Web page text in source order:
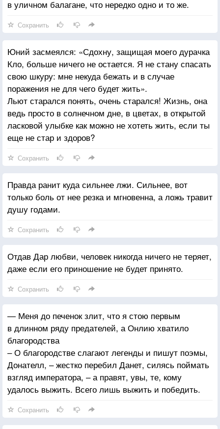
в уличном балагане, что нередко одно и то же.
Сохранить
Юний засмеялся: «Сдохну, защищая моего дурачка
Кло, больше ничего не остается. Я не стану спасать
свою шкуру: мне некуда бежать и в случае
поражения не для чего будет жить».
Льют старался понять, очень старался! Жизнь, она
ведь просто в солнечном дне, в цветах, в открытой
ласковой улыбке как можно не хотеть жить, если ты
еще не стар и здоров?
Сохранить
Правда ранит куда сильнее лжи. Сильнее, вот
только боль от нее резка и мгновенна, а ложь травит
душу годами.
Сохранить
Отдав Дар любви, человек никогда ничего не теряет,
даже если его приношение не будет принято.
Сохранить
— Меня до печенок злит, что я стою первым
в длинном ряду предателей, а Онлию хватило
благородства
– О благородстве слагают легенды и пишут поэмы,
Донателл, – жестко перебил Данет, силясь поймать
взгляд императора, – а правят, увы, те, кому
удалось выжить. Всего лишь выжить и победить.
Сохранить